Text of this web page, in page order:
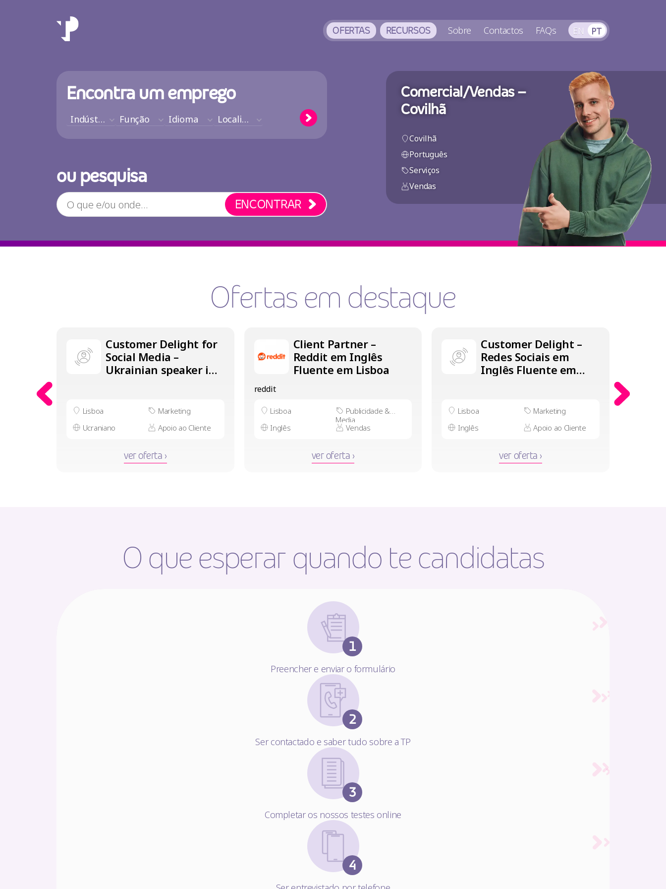
OFERTAS RECURSOS Sobre Contactos FAQs EN PT
EN
Encontra um emprego
Indústria Função Idioma Localização
ou pesquisa
ENCONTRAR
Comercial/Vendas –
Covilhã
Covilhã
Português
Serviços
Vendas
Ofertas em destaque
Customer Delight for
Social Media –
Ukrainian speaker in
Lisboa
Marketing
Ucraniano
Apoio ao Cliente
ver oferta ›
Client Partner –
Reddit em Inglês
Fluente em Lisboa
reddit
Lisboa
Publicidade &
Media
Inglês
Vendas
ver oferta ›
Customer Delight –
Redes Sociais em
Inglês Fluente em
Lisboa
Marketing
Inglês
Apoio ao Cliente
ver oferta ›
O que esperar quando te candidatas
Preencher e enviar o formulário
Ser contactado e saber tudo sobre a TP
Completar os nossos testes online